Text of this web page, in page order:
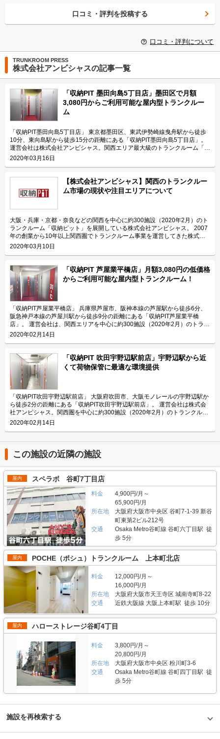
口コミ・評判を投稿する
口コミ・評判について
TRUNKROOM PRESS
株式会社アンビシャスの記事一覧
「収納PIT 墨田向島5丁目店」墨田区で月額
3,080円からご利用可能な屋内型トランクルー
ム
「収納PIT墨田向島5丁目店」 東京都墨田区、東武伊勢崎線曳舟駅から徒歩
10分、東向島駅から徒歩15分の距離にある「収納PIT墨田向島5丁目店」。
運営会社は株式会社アンビシャス。関西エリア最大級のトランクルーム「収
納ピット」を運営している会社です。関西エリアを中心に約300施設
（2020年2月）を展開し、首都圏にも進出するなど、サービスの拡充も行な
向島5丁目店」の特長や利用用途などをご紹介致します。 「収納PIT墨田向
島5丁目店」の特長を教えてください。 「収納PIT墨田向島5丁目店」は都道
461号周辺に位置しており、曳舟駅からも近くてアクセスしやすいトランク
入搬出頂けます。 2020年1月にオープンした「収納PIT墨田向島5丁目店」
は、関西/大阪府下トップシェアを誇る株式会社アンビシャスの関東1号店
で、墨田区では珍しい全室1階の屋内型トランクルームです。 自社製のパー
テーションで区切った部屋の高さは2mあり、大きさは最小0.3帖から最大
3.6帖までの豊富なサイズを全29室ご用意しております。各部屋の扉は間口
が広く、無料貸し出しの台車を完備しているため、大きい荷物の出し入れが
簡単です。 無人運営のトランクルームなので24時間365日いつでもご利用
頂けます。外部にはLED照明を設置しており、夜も明るく安心できる環境で
す。 除湿機やサーキュレーター、換気扇や扇風機など換気設備を完備して
おり、荷物の保管に最適な環境を提供致します。 主にどんな方がご利用さ
れているのでしょうか？ 「収納PIT墨田向島5丁目店」は主に墨田・向島・
曳舟・浅草エリアにお住いのファミリー層や個人のお客様に多くご利用頂い
ております。 主な収納物としては、0.3帖から1.0帖までの小型タイプの場
合は趣味の道具やアウトドアグッズが多く、2.0帖以上の中・大型タイプの
場合は家具や家電一式などを収納されるケースが多いです。最大3.6帖まで
の部屋をご用意しており、引っ越しの一時預けや法人の在庫管理などにもお
すすめです。 セキュリティや安全面について教えてください。 「収納PIT墨
田向島5丁目店」は荷物の保管に安心・安全なセキュリティ設備として、専
用のセキュリティカードや防犯カメラなどを備えております。 入口の電子
錠は専用カードキーで解錠し、各部屋はシリンダーキーを使用しています。
またセキュリティ対策の一環として、入口の電子錠に防犯カメラを設置し、
専用カードキーでの入室履歴も管理しております。また、人感センサーと
LED照明も設置しており、夜間にも明るい環境で荷物を収納頂けるため、女
性一人でも安心してご利用頂けます。 ご要望やご不明な点があればコール
センターにてオペレーターが対応いたしますので、万が一のトラブル時にも
安心頂ける体制を整えております。 費用や契約について教えてください。
0.3帖の小型タイプから3.6帖の大型タイプまで、月額3,080円〜36,850円(税
込)の価格帯でご利用頂けます。ご契約や事前に内覧をご希望の場合は、
LIFULLトランクルームのメール又は電話にてお問合せください。 初期費用
事前審査が必要です。クレジットカード決済ご利用の場合、事前審査が不要
き終了後、鍵を郵送いたします。尚、本店に取りに来ていただければ即日利
用も可能です。 時期によってお得なキャンペーンを行なっておりますの
で、ご契約の前にLIFULLトランクルームのHPをご覧ください。お手頃な価
格でトランクルームをご利用頂けます。 編集後記 関西/大阪府下で店舗数
No.1の実績を誇る株式会社アンビシャスの「収納ピット」。 2020年1月に
オープンした関東1号店「収納PIT墨田向島5丁目店」を始めとして首都圏に
進出してきたばかりだが、今までの経営ノウハウを基にした事業拡大と出店
スピードアップで、2020年3月現在は関東で全11店舗を運営している。 東
京で1番の出店数を目指す勢いのある成長企業だが、ただ店舗数を増やすだ
けではなく、お客様に一番近いトランクルームを提供するために社員教育に
も重点を置くなど、今回満を持しての東京進出になる。 株式会社アンビシ
ャスの特徴は既存施設を活用することで、物件の価値を高めながら、お客様
にとっては自宅から近くて安価に使えるトランクルームを提供することにも
つながっている点だ。また、お手頃な価格でトランクルームを提供すること
も特徴だ。 組織としての勢いだけではなく、社員の丁寧な対応や顧客視点
を持ちながらサービスを展開している株式会社アンビシャスの「収納ピッ
ト」。今後、関東でのサービス拡充が楽しみな取材だった。
2020年03月16日
【株式会社アンビシャス】関西のトランクルー
ム市場の現状や注目エリアについて
大阪・兵庫・京都・奈良などの関西を中心に約300施設（2020年2月）のト
ランクルーム「収納ピット」を展開している株式会社アンビシャス。 2007
年の創業から10年以上関西圏でトランクルーム事業を運営してきた株式会
社アンビシャスが感じる、関西エリアの市場感や今後の注目エリアなどにつ
いて伺いました。 関西圏のトランクルーム市場の規模や成長性を教えてく
る主要企業は、「収納ピット」を運営している私たち株式会社アンビシャス
と他3社程があります。 関東圏に比べて、企業の数は多くありませんし、ト
ランクルームの知名度も低いです。東京をはじめとした首都圏は多少知名度
はあるものの、まだ利用したことがない人も多いと思いますが、関西はそも
そもトランクルームの存在自体がほとんど知られていません。そのため、関
西のトランクルーム市場でマーケティングを行う際は、ブランドの前にトラ
ンクルームの認知促進が必要となるなど、市場としてはこれからだと思いま
す。 株式会社アンビシャスが運営する「収納ピット」、関西エリア最大級
のトランクルーム 首都圏と関西の違いを教えて下さい。 関西では貸し出す
賃料の敷地面積あたりの利用単価は関東に比べ、低いのが違いの1つです。
トランクルームの部屋面積2帖で関西は平均12,000円のところ、関東では
21,000円程になります（株式会社アンビシャス独自試算）。関東の方が貸
し出し単価が高い傾向にあり、企業数も関東の方が多いです。 しかしなが
ら関西はニーズがないというわけではなく、認知が低いことと、物件のオー
ナー様がトランクルーム事業のメリットを理解していないため導入が進んで
いないことがあります。さらに京都など観光都市では景観上の理由から、大
きな看板を出してはいけなかったり、ビルの高さ制限があり、トランクルー
ム用のスペースに当てられないといった課題もあります。 もちろん、今後
市場が伸びたら、関東の次に大きい商圏は関西なので、将来のポテンシャル
という意味では大きいと思います。 過去に比ベて関西圏のトランクルーム
市場は今後どのように変わっていくと思いますか？ 以前は郊外エリアの屋
外型が多かったのが、現在は市街地に屋内型のトランクルームがどんどん進
出してきています。 今まで利用していた方が関西圏に引っ越してきたり、
SNSなどを通じてサービスが口コミで広がりやすい時代などを背景とし
て、トランクルームの全体数は十分に増えていると実感しています。 ま
口密度が増えるエリアはもっと需要が伸びていくはずです。このような状況
に合わせて、当社でもトランクのオーナーを募集し京都、大阪の梅田、難
波、兵庫県の西宮、三宮エリアなどに注力していきたいと考えております。
2020年03月10日
「収納PIT 芦屋業平橋店」月額3,080円の低価格
からご利用可能な屋内型トランクルーム！
「収納PIT芦屋業平橋店」 兵庫県芦屋市、阪神本線の芦屋駅から徒歩6分、
阪急神戸本線の芦屋川駅から徒歩9分の距離にある「収納PIT芦屋業平橋
店」。 運営会社は、関西エリアを中心に約300施設（2020年2月）のトラン
クルーム「収納PIT（収納ピット）」を運営している株式会社アンビシャ
ス。お客様の収納に関する課題を解決するサービスを目指して関西最大級の
アンビシャスが運営している「収納PIT芦屋業平橋店」の特長や利用用途な
どをご紹介致します。 「収納PIT芦屋業平橋店」の特長を教えてください。
「収納PIT芦屋業平橋店」は国道2号線沿いに位置しており、芦屋駅や芦屋
川駅からも近くてアクセスしやすい屋内型のトランクルームです。 荷物を
保管する収納スペースは、最小0.3帖から最大5.1帖まで豊富なサイズをご用
意しております。全スペースの高さは2mあるので、段ボールなどの箱物で
あれば重ねることでより多く収納頂けます。 「収納PIT芦屋業平橋店」はお
客様の大切な荷物を保管するため、空気清浄機や送風機、換気扇など空調対
策はしっかり行っているため、カビなどが生まれにくい環境をとなっており
ます。 また、「収納PIT芦屋業平橋店」には専用の駐車場やエレベーター、
台車が完備されており、大きい荷物もスムーズに搬入搬出頂けます。 主に
どんな方がご利用されているのでしょうか？ 「収納PIT芦屋業平橋店」は芦
屋駅や芦屋川駅の近隣にお住いの方に多くご利用頂いております。このエリ
アにはファミリー層が多く、主な収納物としては季節物や衣類ケース、キャ
リーバックなどが多いです。収納スペースは最大5.1帖までご用意してお
り、引っ越し荷物などの大型荷物の一時保管にもご利用頂けます。 セキュ
リティや安全面について教えてください。 「収納PIT芦屋業平橋店」は荷物
の保管に安心・安全な設備として、専用のセキュリティカードや防犯カメラ
などのセキュリティ体制を備えております。 人感センサーとLED照明も設
置しており、夜間に照明のスイッチを探す手間なく荷物を収納頂けます。
トラブルやご不明な点などがある場合はスタッフが丁寧に対応させて頂きま
すので、お気軽にお問い合わせください。 費用や契約について教えてくだ
さい。 月額3,080円の低価格でご利用いただける「収納PIT芦屋業平橋店」
は0.3帖の小型タイプから5.1帖の大型タイプまで豊富なサイズをご用意して
おります。詳細につきましてはLIFULLトランクルームのHPにてご覧くださ
い。 また、「収納PIT芦屋業平橋店」また、「収納PIT芦屋業平橋店」は6ヶ
月以上のご利用を条件に、「3ヶ月間50％OFF」と「初期費用無料」の特別
キャンペーンを実施（2019年12月）しており、利用しやすい価格帯でトラ
ンクルームのご契約が可能です。事前に内覧やご契約をご希望する場合は、
LIFULLトランクルームのメール又は電話にてお問合せください。 初期費用
や月額費用のお支払いは銀行振込や口座引落もしくはクレジットカード決済
で対応いたします。クレジットカード決済の場合、保証会社の事前審査が不
要となり簡単にお手続き頂けます。 決済を完了した後、本部での⼿渡しや
郵送にてカギの受け渡しができますので、ご希望に合わせて受け渡しの方法
をお選びください。 編集後記 「収納スペースが足りない」、「もっとラク
に収納したい」そのようなお客様の悩みを解消するトランクルームの「収納
解決するサービスとして展開していきたいという想いが強く伝わってきた。
創業時から社員育成にも力を入れており、社員自らがお客様の声を聴きなが
らサービスを改善し展開する組織体制を整えている印象を受けた。 関西エ
リアでは最大級のトランクルームを運営しながら、常に顧客視点を持った丁
寧な対応や首都圏にも進出するなどサービスの拡充を行なっていることが印
象的な取材であった。
2020年02月14日
「収納PIT 吹田宇野辺駅前店」宇野辺駅から近
くて荷物保管に最適な環境提供
「収納PIT吹田宇野辺駅前店」 大阪府吹田市、大阪モノレールの宇野辺駅か
ら徒歩2分の距離にある「収納PIT吹田宇野辺駅前店」。 運営会社は株式会
社アンビシャス。関西圏を中心に約300施設（2020年2月）のトランクルー
ム「収納ピット」を展開しています。2006年7月大阪市中央区にて設
立。"志の高い人格者の輩出によって、会社に貢献する"という企業理念のも
との距離が一番近いトランクルームを目指しています。 今回は、株式会社
アンビシャスが運営している「収納PIT吹田宇野辺駅前店」の特長や利用用
途などをご紹介致します。 「収納PIT吹田宇野辺駅前店」の特長を教えてく
ださい。 「収納PIT吹田宇野辺駅前店」は府道2号、14号周辺に位置してお
り、宇野辺駅からも近くてアクセスしやすいトランクルームです。24時間
365日運営しているので、時間帯を気にせず荷物を搬入搬出頂けます。 荷物
を保管する収納スペースは、屋内をパーテーションで区切って大小様々なサ
イズにしており、最小0.3帖から最大3帖までのサイズをご用意しています。
各スペースの高さは1.9mで、天井にはネットフェンスを設置しているた
め、荷物が盗難される心配はございません。 また、「収納PIT吹田宇野辺駅
前店」はお客様の大切な荷物を保管するため、空気清浄機や送風機、換気扇
などを設置してしっかりとした空調対策を行なっております。 主にどんな
方がご利用されているのでしょうか？ 「収納PIT吹田宇野辺駅前店」は大阪
府の宇野辺、青葉丘、穂積、松ヶ本町、新芦屋上、千里丘、紫明園周辺にお
住いの方に多くご利用頂いております。 特に宇野辺駅の近隣にお住いの方
に多くご利用頂いており、ユーザー層も個人からファミリーまで幅広いで
す。主な収納物としては季節物のお洋服や、思い出の品やゴルフなどの趣味
のグッズなどが多いです。法人のお客様の場合、書類保管や在庫保管にご利
用頂いております。館内にエレベーターや台車があるため、大きい荷物も問
題なく出し入れ可能です。 セキュリティや安全面について教えてくださ
い。 「収納PIT吹田宇野辺駅前店」には防犯カメラ、入り口の電子錠と部屋
別の錠で2重ロックなどのセキュリティ体制を備え、荷物の保管に安心・安
全な環境づくりを心がけております。館内には人感センサーやLED照明を設
置していて、夜も明るく快適に作業頂けます。カビなどの劣化を防止するた
め、空気清浄機や送風機、換気扇などを設置して空調対策を行なっておりま
す。 また、ご要望やご不明な点があれば電話にてオペレーターが対応（営
業時間帯は社員が対応）いたしますので、万が一のトラブル時にも安心いた
だける体制を整えております。 費用や契約について教えてください。 0.3帖
の小型タイプから3帖の大型タイプまで、月額3,080円〜18,700円(税込)の価
格帯でご利用頂けます。ご契約や事前に内覧をご希望の場合は、LIFULLト
ランクルームのメール又は電話にてお問合せください。 初期費用や月額費
用のお支払いは銀行振込や口座引落もしくはクレジットカード決済もご利用
頂けます。 ご契約手続き終了後、鍵を郵送いたします。尚、本店に取りに
来ていただければ即日利用も可能です。 編集後記 お客様の収納に関する課
題を解決するサービスとして事業を展開している株式会社アンビシャス。
同社のトランクルームブランド「収納PIT（収納ピット）」はお客様の荷物
2020年02月14日
この施設の近隣の施設
屋内 スペラボ 谷町7丁目店
料金
4,900円/月～
65,900円/月
所在地
大阪府大阪市中央区 谷町7-1-39 新谷
町東第2ビル212号
交通
Osaka Metro谷町線 谷町六丁目駅 徒
歩 5分
屋内 POCHE（ポシュ）トランクルーム 上本町北店
料金
12,000円/月～
16,000円/月
所在地
大阪府大阪市天王寺区 城南寺町8-22
交通
近鉄大阪線 大阪上本町駅 徒歩 10分
屋内 ハローストレージ谷町4丁目
料金
3,800円/月～
20,800円/月
所在地
大阪府大阪市中央区 粉川町3-6
交通
Osaka Metro谷町線 谷町四丁目駅 徒
歩 5分
施設を再検索する